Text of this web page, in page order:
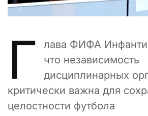
Г
лава ФИФА
что независимость
дисциплинарных
критически важна для
целостности футбола